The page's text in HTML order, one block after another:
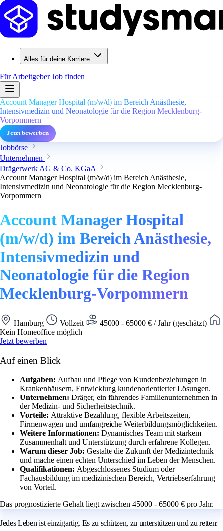
Alles für deine Karriere
Für ArbeitgeberJob finden
Account Manager Hospital (m/w/d) im Bereich Anästhesie,
Intensivmedizin und Neonatologie für die Region Mecklenburg-
Vorpommern
Jetzt bewerben
Jobbörse
Unternehmen
Drägerwerk AG & Co. KGaA
Account Manager Hospital (m/w/d) im Bereich Anästhesie,
Intensivmedizin und Neonatologie für die Region Mecklenburg-
Vorpommern
Account Manager Hospital
(m/w/d) im Bereich Anästhesie,
Intensivmedizin und
Neonatologie für die Region
Mecklenburg-Vorpommern
Hamburg Vollzeit
45000 - 65000 € / Jahr (geschätzt)
Kein Homeoffice möglich
Jetzt bewerben
Auf einen Blick
Aufgaben: Aufbau und Pflege von Kundenbeziehungen in
Krankenhäusern, Entwicklung kundenorientierter Lösungen.
Unternehmen: Dräger, ein führendes Familienunternehmen in
der Medizin- und Sicherheitstechnik.
Vorteile: Attraktive Bezahlung, flexible Arbeitszeiten,
Firmenwagen und umfangreiche Weiterbildungsmöglichkeiten.
Weitere Informationen: Dynamisches Team mit starkem
Zusammenhalt und Unterstützung durch erfahrene Kollegen.
Warum dieser Job: Gestalte die Zukunft der Medizintechnik
und mache einen echten Unterschied im Leben der Menschen.
Qualifikationen: Abgeschlossenes Studium oder
Fachausbildung im medizinischen Bereich, Vertriebserfahrung
von Vorteil.
Das prognostizierte Gehalt liegt zwischen 45000 - 65000 € pro Jahr.
Jedes Leben ist einzigartig. Es zu schützen, zu unterstützen und zu retten: